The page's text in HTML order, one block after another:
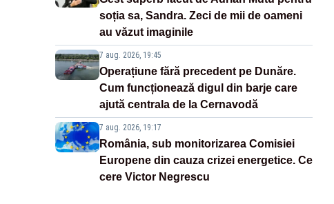
soția sa, Sandra. Zeci de mii de oameni
au văzut imaginile
7 aug. 2026, 19:45
Operațiune fără precedent pe Dunăre.
Cum funcționează digul din barje care
ajută centrala de la Cernavodă
7 aug. 2026, 19:17
România, sub monitorizarea Comisiei
Europene din cauza crizei energetice. Ce
cere Victor Negrescu